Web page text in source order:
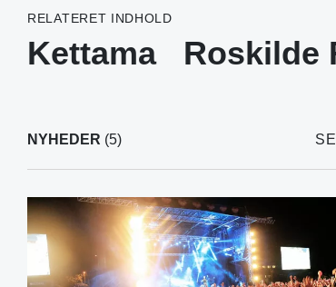
RELATERET INDHOLD
Kettama Roskilde
NYHEDER (5)